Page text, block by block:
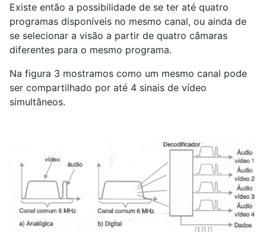
Existe então a possibilidade de se ter até quatro
programas disponíveis no mesmo canal, ou ainda de
se selecionar a visão a partir de quatro câmaras
diferentes para o mesmo programa.
Na figura 3 mostramos como um mesmo canal pode
ser compartilhado por até 4 sinais de vídeo
simultâneos.